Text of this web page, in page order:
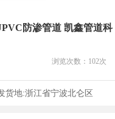
防渗管道 凯鑫管道科
浏览次数： 102次
货地:浙江省宁波北仑区